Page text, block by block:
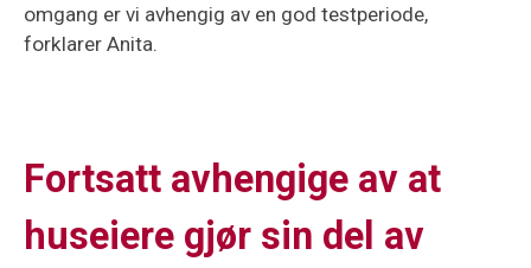
omgang er vi avhengig av en god testperiode,
forklarer Anita.
Fortsatt avhengige av at
huseiere gjør sin del av